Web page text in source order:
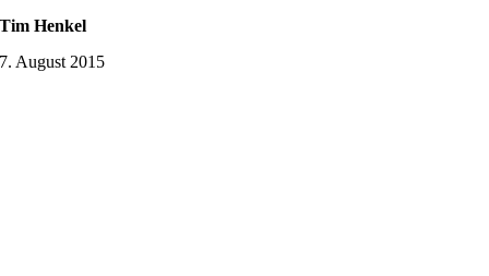
Tim Henkel
7. August 2015